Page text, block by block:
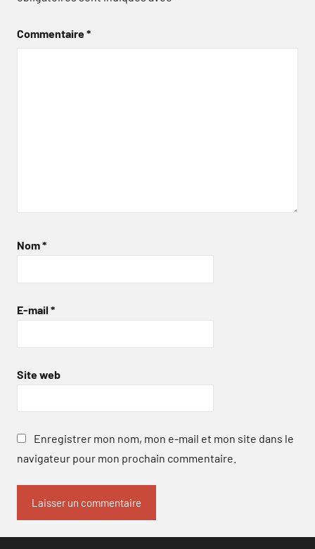
Commentaire*
Nom*
E-mail *
Site web
Enregistrer mon nom, mon e-mail et mon site dans le
navigateur pour mon prochain commentaire.